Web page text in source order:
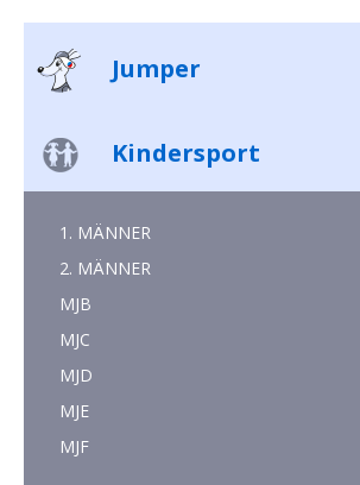
Jumper
Kindersport
1. MÄNNER
2. MÄNNER
MJB
MJC
MJD
MJE
MJF